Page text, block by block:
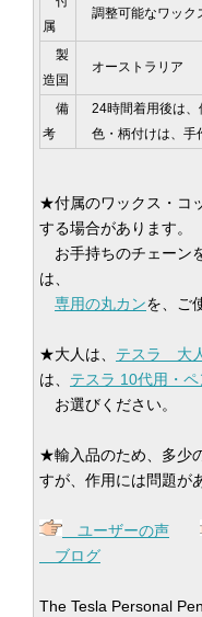
属
調整可能なワック
製
造国
オーストラリア
備
考
24時間着用後は、
色・柄付けは、手
★付属のワックス・コ
する場合があります。
お手持ちのチェーン
は、
専用の丸カンを、
★大人は、 テスラ 大
は、 テスラ 10代用・ペ
お選びください。
★輸入品のため、多少
すが、作用には問題が
ユーザーの声
ブログ
The Tesla Personal